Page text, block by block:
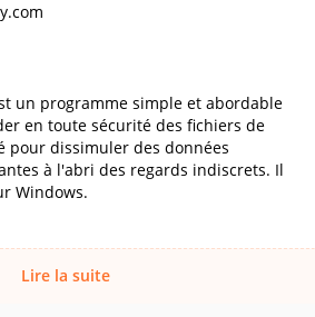
un programme simple et abordable
en toute sécurité des fichiers de
pour dissimuler des données
à l'abri des regards indiscrets. Il
Windows.
Lire la suite